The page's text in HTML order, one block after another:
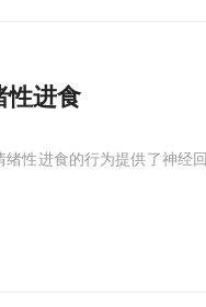
性进食
性进食的行为提供了神经回